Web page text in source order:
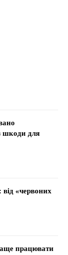
шкоди для
від «червоних
працювати